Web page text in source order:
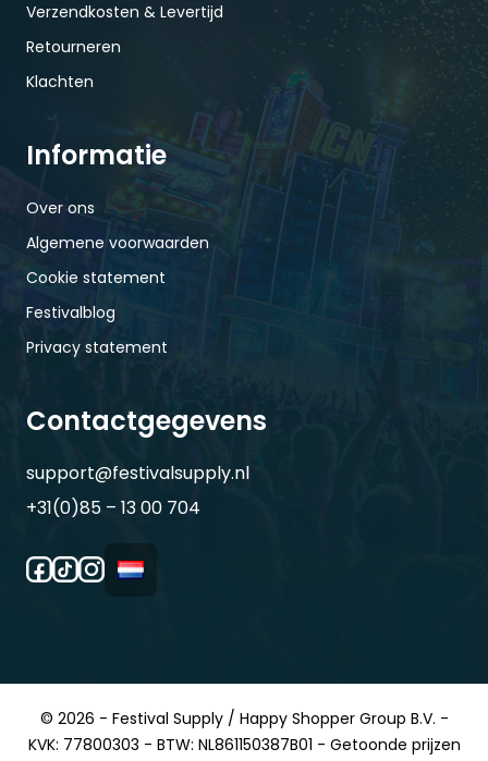
Verzendkosten & Levertijd
Retourneren
Klachten
Informatie
Over ons
Algemene voorwaarden
Cookie statement
Festivalblog
Privacy statement
Contactgegevens
support@festivalsupply.nl
+31(0)85 – 13 00 704
© 2026 - Festival Supply / Happy Shopper Group B.V. -
KVK: 77800303 - BTW: NL861150387B01 - Getoonde prijzen